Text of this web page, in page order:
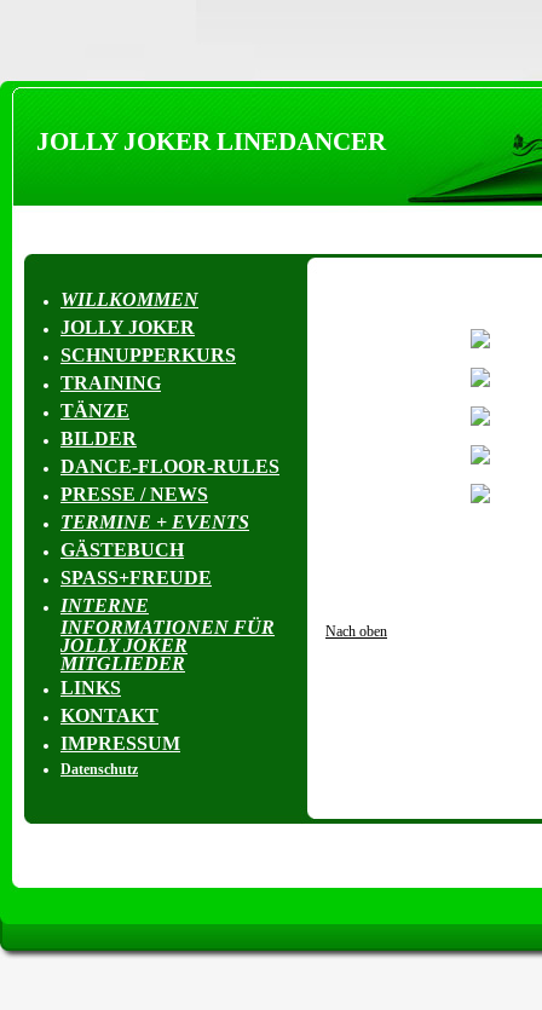
JOLLY JOKER LINEDANCER
WILLKOMMEN
JOLLY JOKER
SCHNUPPERKURS
TRAINING
TÄNZE
BILDER
DANCE-FLOOR-RULES
PRESSE / NEWS
TERMINE + EVENTS
GÄSTEBUCH
SPASS+FREUDE
INTERNE
INFORMATIONEN FÜR
JOLLY JOKER
MITGLIEDER
LINKS
KONTAKT
IMPRESSUM
Datenschutz
Nach oben